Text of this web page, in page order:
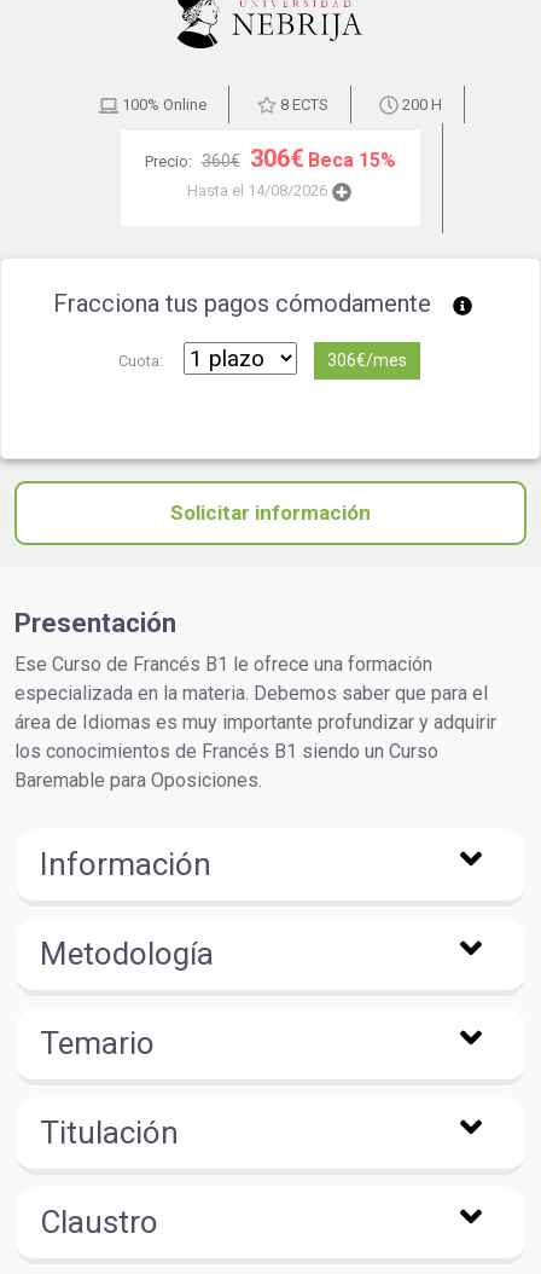
100% Online 8 ECTS 200 H
Precio: 360€ 306€ Beca 15%
Hasta el 14/08/2026
Fracciona tus pagos cómodamente
Cuota: 306€/mes
Solicitar información
Presentación
Ese Curso de Francés B1 le ofrece una formación
especializada en la materia. Debemos saber que para el
área de Idiomas es muy importante profundizar y adquirir
los conocimientos de Francés B1 siendo un Curso
Baremable para Oposiciones.
Información
Metodología
Temario
Titulación
Claustro